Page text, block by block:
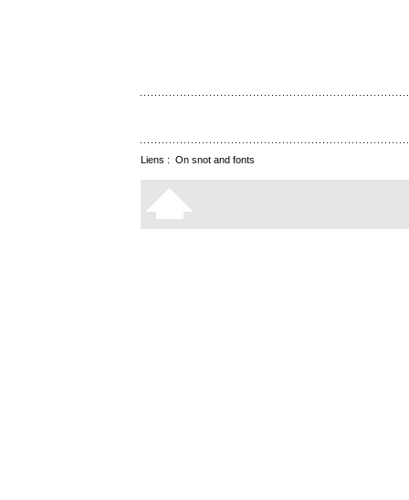
Liens : On snot and fonts